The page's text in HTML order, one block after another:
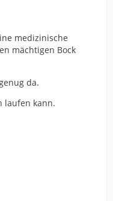
medizinische
mächtigen Bock
da.
laufen kann.